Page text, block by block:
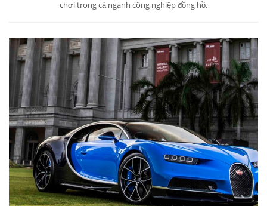
chơi trong cả ngành công nghiệp đồng hồ.